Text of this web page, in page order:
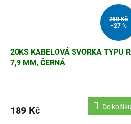
260 Kč
–27 %
20KS KABELOVÁ SVORKA TYPU
7,9 MM, ČERNÁ
189 Kč Do košíku